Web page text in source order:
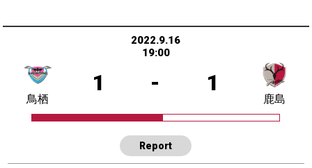
2022.9.16
19:00
1 - 1
鳥栖 鹿島
Report